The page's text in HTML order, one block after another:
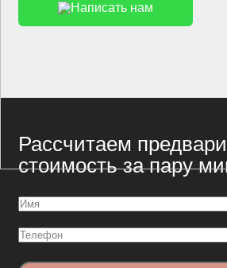
Написать нам
Рассчитаем
стоимость за пару
Имя
Телефон